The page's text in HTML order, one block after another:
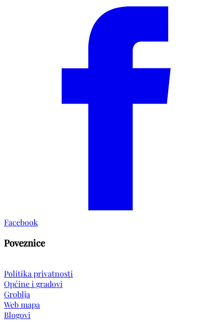
Facebook
Poveznice
Politika privatnosti
Općine i gradovi
Groblja
Web mapa
Blogovi